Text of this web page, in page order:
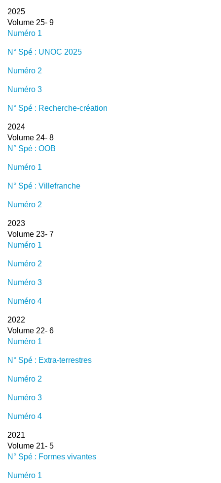
2025
Volume 25- 9
Numéro 1
N° Spé : UNOC 2025
Numéro 2
Numéro 3
N° Spé : Recherche-création
2024
Volume 24- 8
N° Spé : OOB
Numéro 1
N° Spé : Villefranche
Numéro 2
2023
Volume 23- 7
Numéro 1
Numéro 2
Numéro 3
Numéro 4
2022
Volume 22- 6
Numéro 1
N° Spé : Extra-terrestres
Numéro 2
Numéro 3
Numéro 4
2021
Volume 21- 5
N° Spé : Formes vivantes
Numéro 1